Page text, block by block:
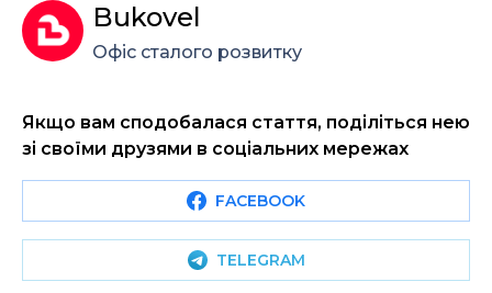
Bukovel
Офіс сталого розвитку
Якщо вам сподобалася стаття, поділіться нею
зі своїми друзями в соціальних мережах
FACEBOOK
TELEGRAM